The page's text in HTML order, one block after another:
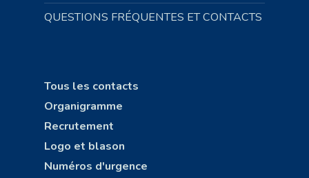
QUESTIONS FRÉQUENTES ET CONTACTS
Tous les contacts
Organigramme
Recrutement
Logo et blason
Numéros d'urgence